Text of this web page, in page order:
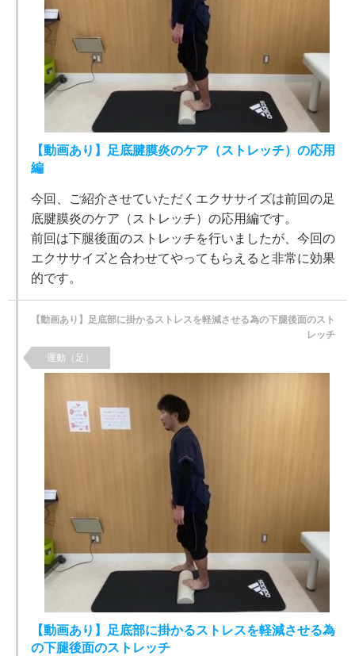
【動画あり】足底腱膜炎のケア（ストレッチ）の応用
編
今回、ご紹介させていただくエクササイズは前回の足
底腱膜炎のケア（ストレッチ）の応用編です。
前回は下腿後面のストレッチを行いましたが、今回の
エクササイズと合わせてやってもらえると非常に効果
的です。
【動画あり】足底部に掛かるストレスを軽減させる為の下腿後面のスト
レッチ
運動（足）
【動画あり】足底部に掛かるストレスを軽減させる為
の下腿後面のストレッチ